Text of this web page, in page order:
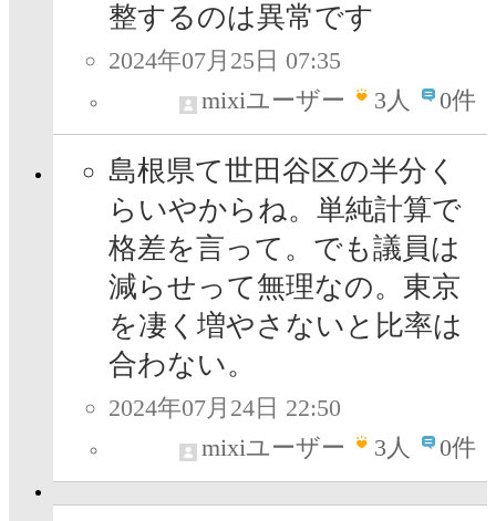
整するのは異常です
2024年07月25日 07:35
mixiユーザー
3人 0件
島根県て世田谷区の半分く
らいやからね。単純計算で
格差を言って。でも議員は
減らせって無理なの。東京
を凄く増やさないと比率は
合わない。
2024年07月24日 22:50
mixiユーザー
3人 0件